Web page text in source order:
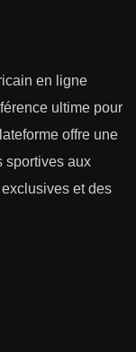
en ligne
ultime pour
offre une
sportives aux
et des